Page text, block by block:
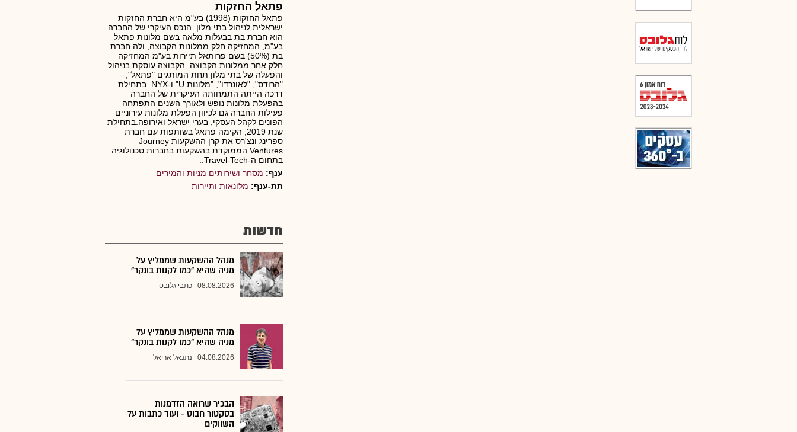
פתאל החזקות
פתאל החזקות (1998) בע"מ היא חברת החזקות
ישראלית לניהול בתי מלון .הנכס העיקרי של החברה
הוא חברת בת בבעלות מלאה בשם מלונות פתאל
בע"מ, המחזיקה חלק ממלונות הקבוצה, ולה חברת
בת (50%) בשם פרותאל תיירות בע"מ המחזיקה
חלק אחר ממלונות הקבוצה. הקבוצה עוסקת בניהול
והפעלה של בתי מלון תחת המותגים "פתאל",
"הרודס", "לאונרדו", "מלונות U" ו-NYX. בתחילת
דרכה הייתה התמחותה העיקרית של החברה
בהפעלת מלונות נופש ולאורך השנים התפתחה
פעילות החברה גם לכיוון הפעלת מלונות עירוניים
הפונים לקהל העסקי, בערי ישראל ואירופה.בתחילת
שנת 2019, הקימה פתאל בשותפות עם חברת
ספרינג ונצ'רס את קרן ההשקעות Journey
Ventures הממוקדת בהשקעות בחברות טכנולוגיה
בתחום ה-Travel-Tech..
ענף: מסחר ושירותים מניות והמירים
תת-ענף: מלונאות ותיירות
חדשות
מנהל ההשקעות שממליץ על
מניה שהיא "כמו לקנות בונקר"
08.08.2026 כתבי גלובס
מנהל ההשקעות שממליץ על
מניה שהיא "כמו לקנות בונקר"
04.08.2026 נתנאל אריאל
הבכיר שרואה הזדמנות
בסקטור חבוט - ועוד כתבות על
השווקים